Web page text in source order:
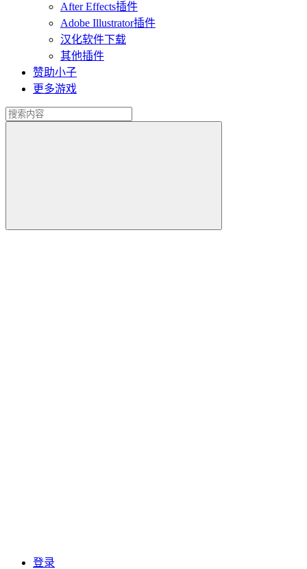
After Effects插件
Adobe Illustrator插件
汉化软件下载
其他插件
赞助小子
更多游戏
登录